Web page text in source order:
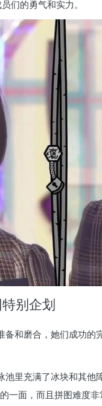
们的勇气和实力。
别企划
和磨合，她们成功
里充满了冰块和其他
一面，而且拼图难度非